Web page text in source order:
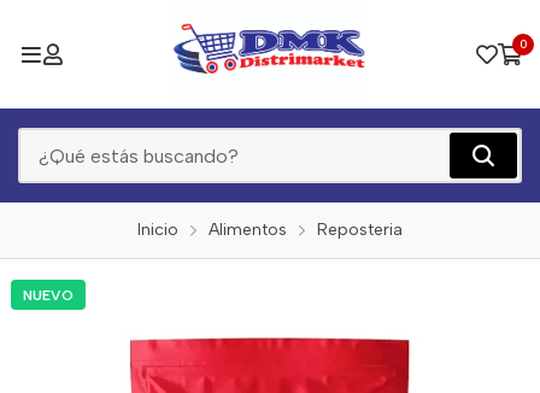
0
Inicio Alimentos Reposteria
NUEVO